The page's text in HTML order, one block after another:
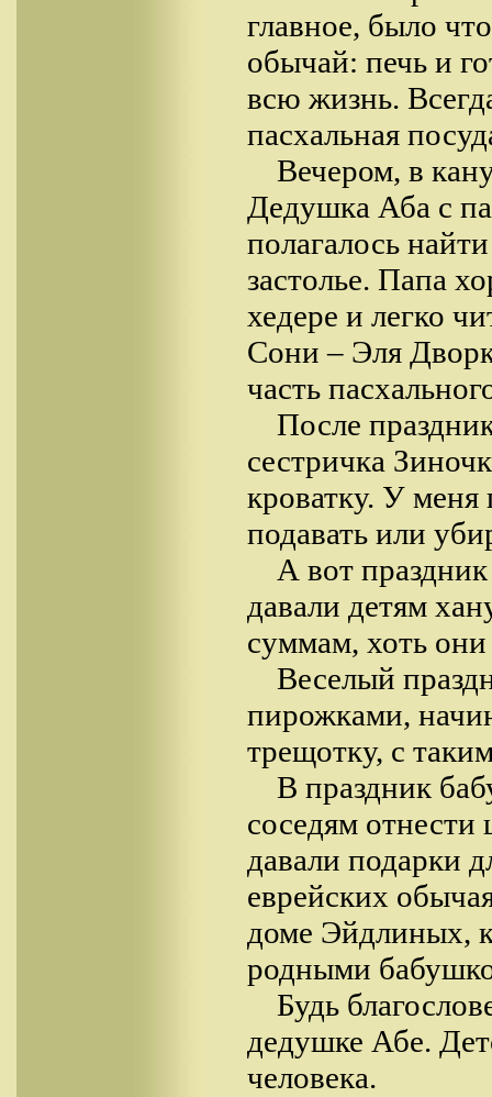
главное, было
обычай: печь и
всю жизнь.
пасхальная
Вечером, в
Дедушка Аба с
полагалось
застолье. Папа
хедере и легко
Сони – Эля
часть
После
сестричка
кроватку. У меня
подавать или
А вот
давали детям
суммам, хоть
Веселый
пирожками,
трещотку, с
В праздник
соседям отнести
давали подарки
еврейских
доме Эйдлиных,
родными
Будь
дедушке Абе.
человека.